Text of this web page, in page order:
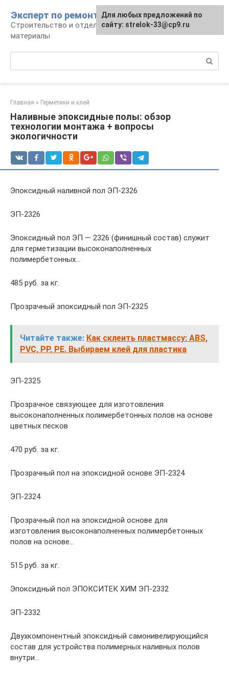
контенту
Эксперт по ремонту
Строительство и отделка: работы и
материалы
Главная » Герметики и клей
Наливные эпоксидные полы: обзор
технологии монтажа + вопросы
экологичности
Эпоксидный наливной пол ЭП-2326
ЭП-2326
Эпоксидный пол ЭП — 2326 (финишный состав) служит
для герметизации высоконаполненных
полимербетонных…
485 руб. за кг.
Прозрачный эпоксидный пол ЭП-2325
Читайте также: Как склеить пластмассу: ABS,
PVC, PP, PE. Выбираем клей для пластика
ЭП-2325
Прозрачное связующее для изготовления
высоконаполненных полимербетонных полов на основе
цветных песков
470 руб. за кг.
Прозрачный пол на эпоксидной основе ЭП-2324
ЭП-2324
Прозрачный пол на эпоксидной основе для
изготовления высоконаполненных полимербетонных
полов на основе…
515 руб. за кг.
Эпоксидный пол ЭПОКСИТЕК ХИМ ЭП-2332
ЭП-2332
Двухкомпонентный эпоксидный самонивелирующийся
состав для устройства полимерных наливных полов
внутри…
Для любых предложений по
сайту: strelok-33@cp9.ru
Для любых предложений по
сайту: strelok-33@cp9.ru